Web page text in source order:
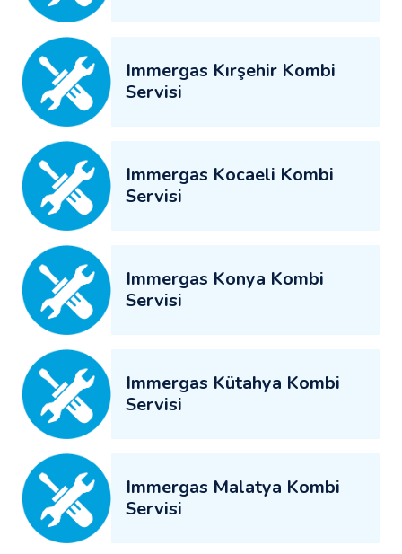
Immergas Kırşehir Kombi
Servisi
Immergas Kocaeli Kombi
Servisi
Immergas Konya Kombi
Servisi
Immergas Kütahya Kombi
Servisi
Immergas Malatya Kombi
Servisi